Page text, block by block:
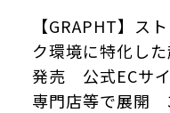
【GRAPHT】ス
ク環境に特化し
発売 公式ECサ
専門店等で展開